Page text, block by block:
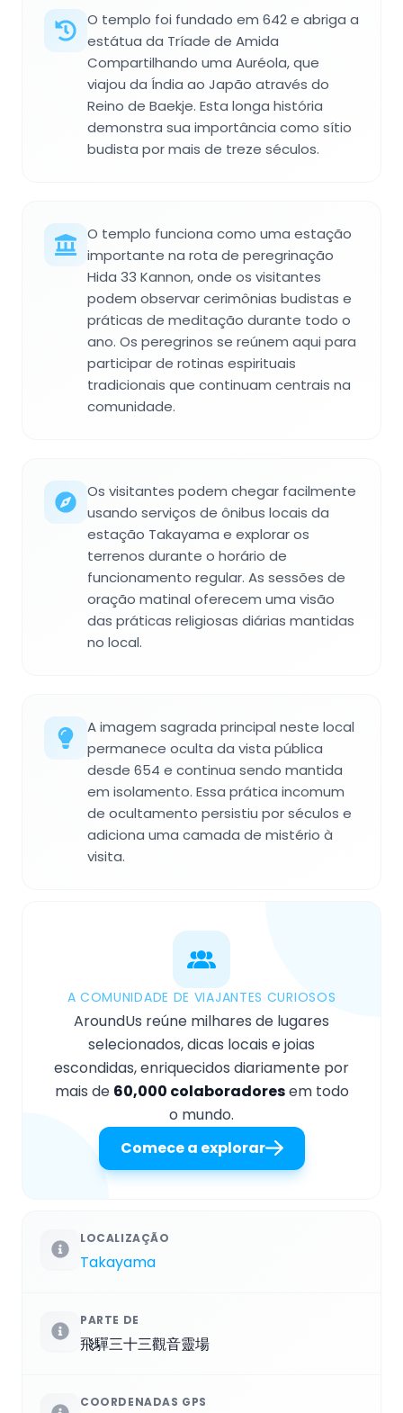
O templo foi fundado em 642 e abriga a
estátua da Tríade de Amida
Compartilhando uma Auréola, que
viajou da Índia ao Japão através do
Reino de Baekje. Esta longa história
demonstra sua importância como sítio
budista por mais de treze séculos.
O templo funciona como uma estação
importante na rota de peregrinação
Hida 33 Kannon, onde os visitantes
podem observar cerimônias budistas e
práticas de meditação durante todo o
ano. Os peregrinos se reúnem aqui para
participar de rotinas espirituais
tradicionais que continuam centrais na
comunidade.
Os visitantes podem chegar facilmente
usando serviços de ônibus locais da
estação Takayama e explorar os
terrenos durante o horário de
funcionamento regular. As sessões de
oração matinal oferecem uma visão
das práticas religiosas diárias mantidas
no local.
A imagem sagrada principal neste local
permanece oculta da vista pública
desde 654 e continua sendo mantida
em isolamento. Essa prática incomum
de ocultamento persistiu por séculos e
adiciona uma camada de mistério à
visita.
A COMUNIDADE DE VIAJANTES CURIOSOS
AroundUs reúne milhares de lugares
selecionados, dicas locais e joias
escondidas, enriquecidos diariamente por
mais de 60,000 colaboradoresem todo
o mundo.
Comece a explorar
LOCALIZAÇÃO
Takayama
PARTE DE
飛驒三十三觀音靈場
COORDENADAS GPS